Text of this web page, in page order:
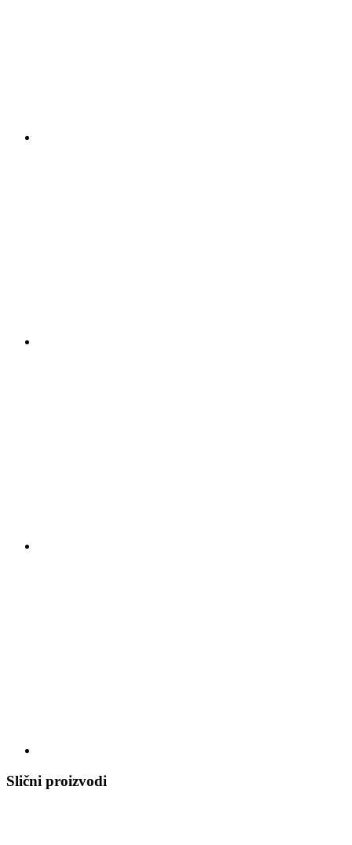
Slični proizvodi